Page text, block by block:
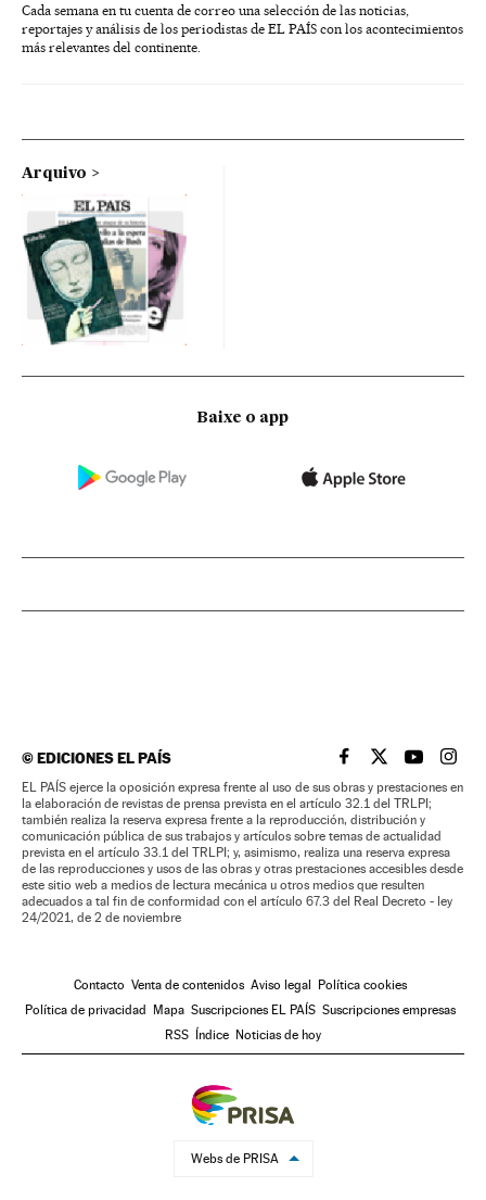
Cada semana en tu cuenta de correo una selección de las noticias,
reportajes y análisis de los periodistas de EL PAÍS con los acontecimientos
más relevantes del continente.
Arquivo
Baixe o app
©EDICIONES EL PAÍS EL PAÍS BRASIL EN
EL PAÍSEL PAÍS
EL
EL PAÍS ejerce la oposición expresa frente al uso de sus obras y prestaciones en
la elaboración de revistas de prensa prevista en el artículo 32.1 del TRLPI;
también realiza la reserva expresa frente a la reproducción, distribución y
comunicación pública de sus trabajos y artículos sobre temas de actualidad
prevista en el artículo 33.1 del TRLPI; y, asimismo, realiza una reserva expresa
de las reproducciones y usos de las obras y otras prestaciones accesibles desde
este sitio web a medios de lectura mecánica u otros medios que resulten
adecuados a tal fin de conformidad con el artículo 67.3 del Real Decreto - ley
24/2021, de 2 de noviembre
Contacto Venta de contenidos Aviso legal
Política cookies
Política de privacidad
Mapa Suscripciones EL PAÍS Suscripciones empresas
RSS
Índice Noticias de hoy
Webs de PRISA